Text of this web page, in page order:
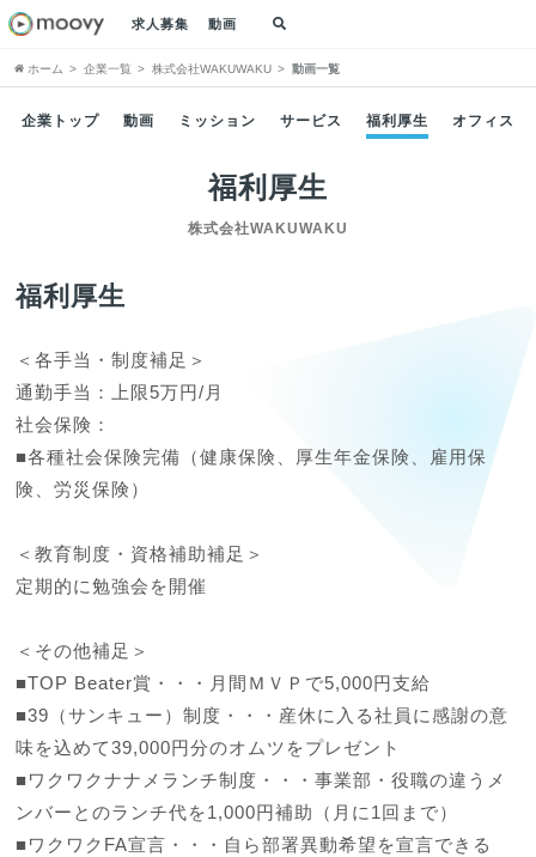
求人募集 動画
ホーム 企業一覧 株式会社WAKUWAKU 動画一覧
企業トップ 動画 ミッション サービス 福利厚生 オフィス
福利厚生
株式会社WAKUWAKU
福利厚生
＜各手当・制度補足＞
通勤手当：上限5万円/月
社会保険：
■各種社会保険完備（健康保険、厚生年金保険、雇用保
険、労災保険）
＜教育制度・資格補助補足＞
定期的に勉強会を開催
＜その他補足＞
■TOP Beater賞・・・月間ＭＶＰで5,000円支給
■39（サンキュー）制度・・・産休に入る社員に感謝の意
味を込めて39,000円分のオムツをプレゼント
■ワクワクナナメランチ制度・・・事業部・役職の違うメ
ンバーとのランチ代を1,000円補助（月に1回まで）
■ワクワクFA宣言・・・自ら部署異動希望を宣言できる